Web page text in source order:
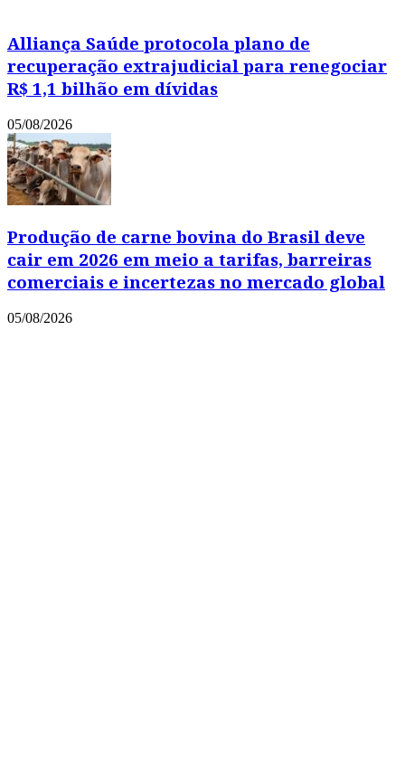
Alliança Saúde protocola plano de
recuperação extrajudicial para renegociar
R$ 1,1 bilhão em dívidas
05/08/2026
Produção de carne bovina do Brasil deve
cair em 2026 em meio a tarifas, barreiras
comerciais e incertezas no mercado global
05/08/2026